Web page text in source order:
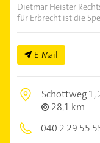
Dietmar Heister
für Erbrecht ist die
E-Mail
Schottweg 1,
28,1 km
040 2 29 55